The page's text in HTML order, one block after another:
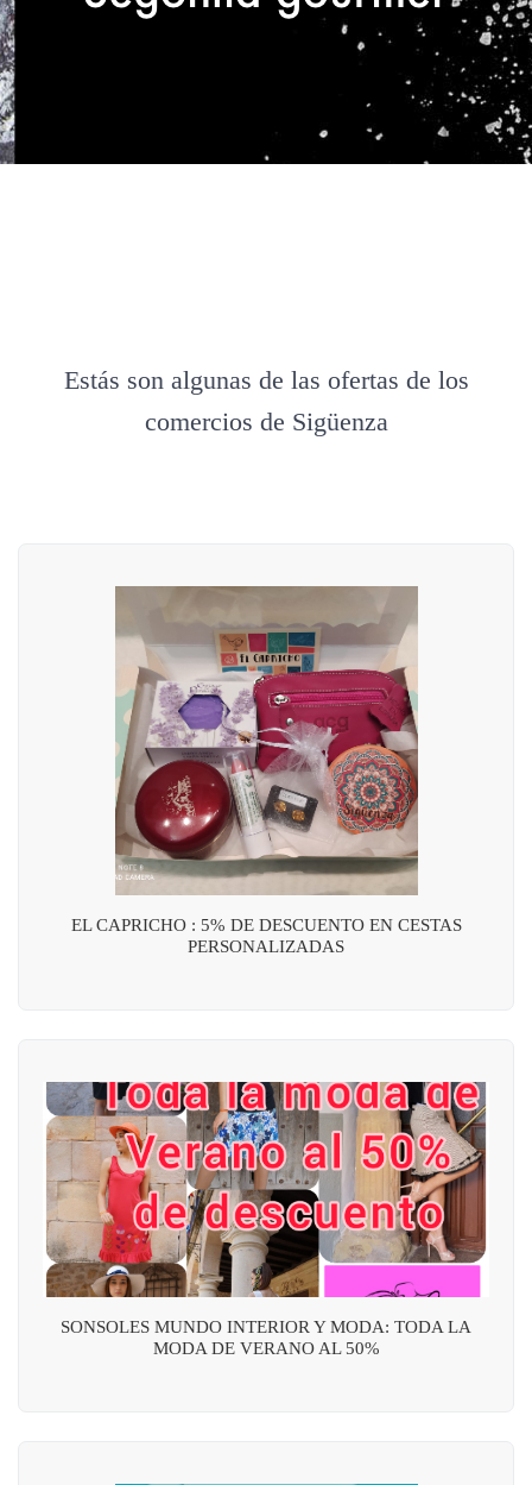
Estás son algunas de las ofertas de los
comercios de Sigüenza
EL CAPRICHO : 5% DE DESCUENTO EN CESTAS
PERSONALIZADAS
SONSOLES MUNDO INTERIOR Y MODA: TODA LA
MODA DE VERANO AL 50%